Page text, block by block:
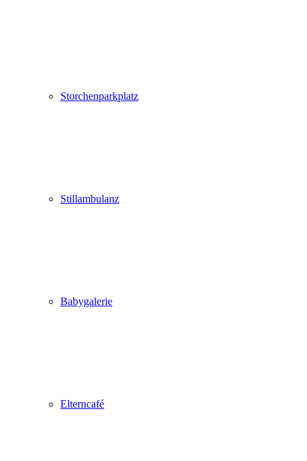
Storchenparkplatz
Stillambulanz
Babygalerie
Elterncafé